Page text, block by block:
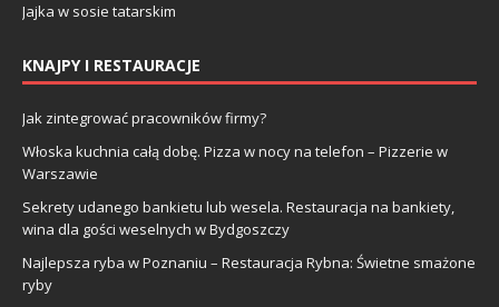
Jajka w sosie tatarskim
KNAJPY I RESTAURACJE
Jak zintegrować pracowników firmy?
Włoska kuchnia całą dobę. Pizza w nocy na telefon – Pizzerie w
Warszawie
Sekrety udanego bankietu lub wesela. Restauracja na bankiety,
wina dla gości weselnych w Bydgoszczy
Najlepsza ryba w Poznaniu – Restauracja Rybna: Świetne smażone
ryby